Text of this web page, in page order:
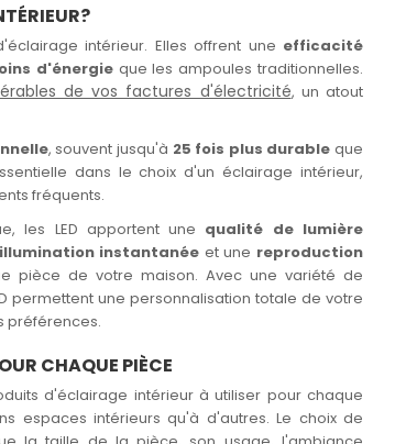
intérieur. Elles offrent une efficacité
d'énergieque les ampoules traditionnelles.
de vos factures d'électricité, un atout
, souvent jusqu'à 25 fois plus durable que
dans le choix d'un éclairage intérieur,
fréquents.
les LED apportent une qualité de lumière
illumination instantanée et une reproduction
pièce de votre maison. Avec une variété de
permettent une personnalisation totale de votre
préférences.
CHAQUE PIÈCE
d'éclairage intérieur à utiliser pour chaque
espaces intérieurs qu'à d'autres. Le choix de